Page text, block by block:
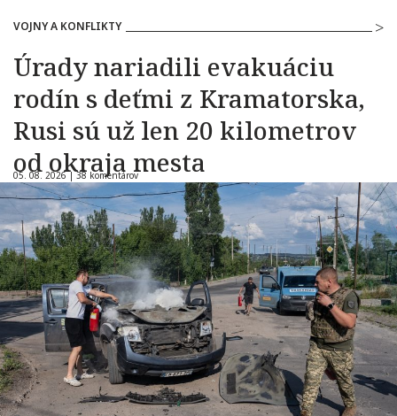
VOJNY A KONFLIKTY
Úrady nariadili evakuáciu
rodín s deťmi z Kramatorska,
Rusi sú už len 20 kilometrov
od okraja mesta
05. 08. 2026 |38 komentárov